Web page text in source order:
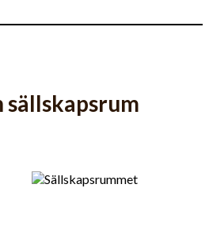
sällskapsrum